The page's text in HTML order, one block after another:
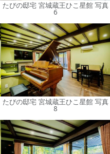
たびの邸宅 宮城蔵王ひこ星館 写真
6
たびの邸宅 宮城蔵王ひこ星館 写真
8